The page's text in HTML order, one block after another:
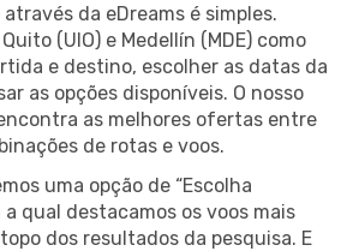
da eDreams é simples.
(UIO) e Medellín (MDE) como
e destino, escolher as datas da
as opções disponíveis. O nosso
as melhores ofertas entre
de rotas e voos.
uma opção de “Escolha
qual destacamos os voos mais
dos resultados da pesquisa. E